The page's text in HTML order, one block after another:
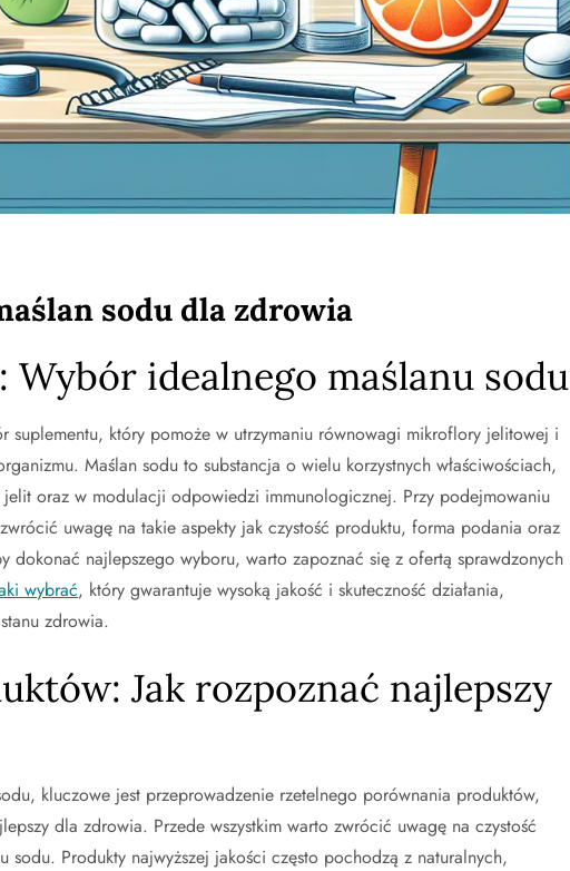
sodu dla zdrowia
Wybór idealnego maślanu sodu
suplementu, który pomoże w utrzymaniu równowagi mikroflory jelitowej i
Maślan sodu to substancja o wielu korzystnych właściwościach,
jelit oraz w modulacji odpowiedzi immunologicznej. Przy podejmowaniu
uwagę na takie aspekty jak czystość produktu, forma podania oraz
dokonać najlepszego wyboru, warto zapoznać się z ofertą sprawdzonych
wybrać, który gwarantuje wysoką jakość i skuteczność działania,
zdrowia.
Jak rozpoznać najlepszy
kluczowe jest przeprowadzenie rzetelnego porównania produktów,
dla zdrowia. Przede wszystkim warto zwrócić uwagę na czystość
sodu. Produkty najwyższej jakości często pochodzą z naturalnych,